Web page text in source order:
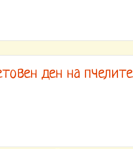
ден на пчелите